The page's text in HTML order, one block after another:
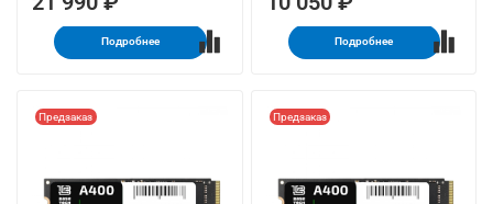
Подробнее Подробнее
Предзаказ Предзаказ